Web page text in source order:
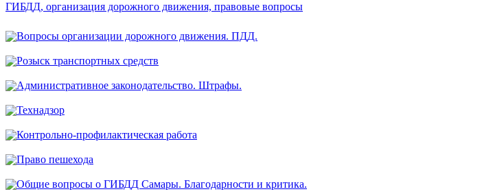
ГИБДД, организация дорожного движения, правовые вопросы
Вопросы организации дорожного движения. ПДД.
Розыск транспортных средств
Административное законодательство. Штрафы.
Технадзор
Контрольно-профилактическая работа
Право пешехода
Общие вопросы о ГИБДД Самары. Благодарности и критика.